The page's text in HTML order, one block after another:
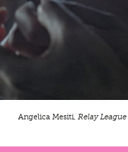
Angelica Mesiti, Relay League